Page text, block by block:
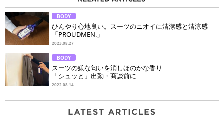
BODY
ひんやり心地良い。スーツのニオイに清潔感と清涼感
「PROUDMEN.」
2023.08.27
BODY
スーツの嫌な匂いを消しほのかな香り
「シュッと」出勤・商談前に
2022.08.14